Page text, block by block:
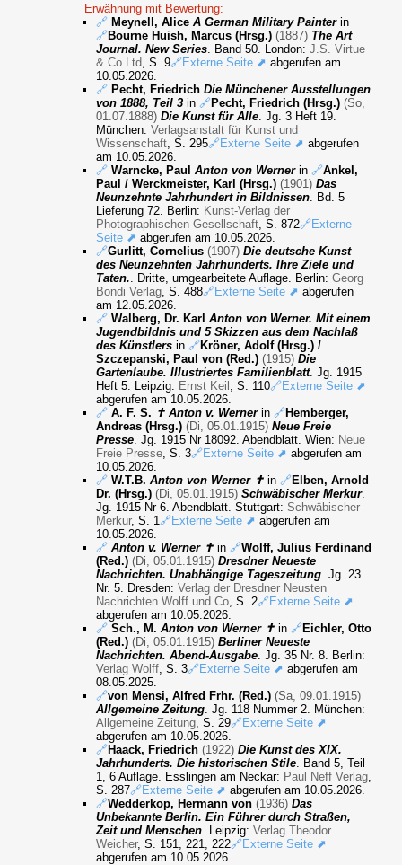
Erwähnung mit Bewertung:
🔗 Meynell, AliceA German Military Painterin
🔗Bourne Huish, Marcus (Hrsg.) (1887) The Art
Journal. New Series . Band 50. London:J.S. Virtue
& Co Ltd , S. 9🔗Externe Seite ⬈ abgerufen am
10.05.2026.
🔗 Pecht, FriedrichDie Münchener Ausstellungen
von 1888, Teil 3in 🔗Pecht, Friedrich (Hrsg.) (So,
01.07.1888) Die Kunst für Alle . Jg. 3 Heft 19.
München:Verlagsanstalt für Kunst und
Wissenschaft , S. 295🔗Externe Seite ⬈ abgerufen
am 10.05.2026.
🔗 Warncke, PaulAnton von Wernerin 🔗Ankel,
Paul / Werckmeister, Karl (Hrsg.) (1901) Das
Neunzehnte Jahrhundert in Bildnissen . Bd. 5
Lieferung 72. Berlin: Kunst-Verlag der
Photographischen Gesellschaft , S. 872🔗Externe
Seite ⬈ abgerufen am 10.05.2026.
🔗Gurlitt, Cornelius (1907) Die deutsche Kunst
des Neunzehnten Jahrhunderts. Ihre Ziele und
Taten. . Dritte, umgearbeitete Auflage. Berlin:Georg
Bondi Verlag , S. 488🔗Externe Seite ⬈ abgerufen
am 12.05.2026.
🔗 Walberg, Dr. KarlAnton von Werner. Mit einem
Jugendbildnis und 5 Skizzen aus dem Nachlaß
des Künstlersin 🔗Kröner, Adolf (Hrsg.) /
Szczepanski, Paul von (Red.) (1915) Die
Gartenlaube. Illustriertes Familienblatt. Jg. 1915
Heft 5. Leipzig: Ernst Keil , S. 110🔗Externe Seite ⬈
abgerufen am 10.05.2026.
🔗 A. F. S. ✝ Anton v. Wernerin 🔗Hemberger,
Andreas (Hrsg.) (Di, 05.01.1915) Neue Freie
Presse . Jg. 1915 Nr 18092. Abendblatt. Wien: Neue
Freie Presse , S. 3🔗Externe Seite ⬈ abgerufen am
10.05.2026.
🔗 W.T.B.Anton von Werner ✝in 🔗Elben, Arnold
Dr. (Hrsg.) (Di, 05.01.1915) Schwäbischer Merkur.
Jg. 1915 Nr 6. Abendblatt. Stuttgart:Schwäbischer
Merkur, S. 1 🔗Externe Seite ⬈ abgerufen am
10.05.2026.
🔗 Anton v. Werner ✝in 🔗Wolff, Julius Ferdinand
(Red.) (Di, 05.01.1915) Dresdner Neueste
Nachrichten. Unabhängige Tageszeitung . Jg. 23
Nr. 5. Dresden:Verlag der Dresdner Neusten
Nachrichten Wolff und Co , S. 2🔗Externe Seite ⬈
abgerufen am 10.05.2026.
🔗 Sch., M.Anton von Werner ✝in 🔗Eichler, Otto
(Red.) (Di, 05.01.1915) Berliner Neueste
Nachrichten. Abend-Ausgabe . Jg. 35 Nr. 8. Berlin:
Verlag Wolff , S. 3🔗Externe Seite ⬈ abgerufen am
08.05.2025.
🔗von Mensi, Alfred Frhr. (Red.) (Sa, 09.01.1915)
Allgemeine Zeitung . Jg. 118 Nummer 2. München:
Allgemeine Zeitung , S. 29🔗Externe Seite ⬈
abgerufen am 10.05.2026.
🔗Haack, Friedrich (1922) Die Kunst des XIX.
Jahrhunderts. Die historischen Stile . Band 5, Teil
1, 6 Auflage. Esslingen am Neckar: Paul Neff Verlag
S. 287🔗Externe Seite ⬈ abgerufen am 10.05.2026.
🔗Wedderkop, Hermann von (1936) Das
Unbekannte Berlin. Ein Führer durch Straßen,
Zeit und Menschen . Leipzig:Verlag Theodor
Weicher, S. 151, 221, 222🔗Externe Seite ⬈
abgerufen am 10.05.2026.